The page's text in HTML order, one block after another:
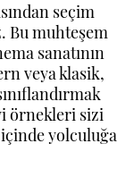
seçim
Bu muhteşem
sanatının
veya klasik,
örnekleri sizi
yolculuğa